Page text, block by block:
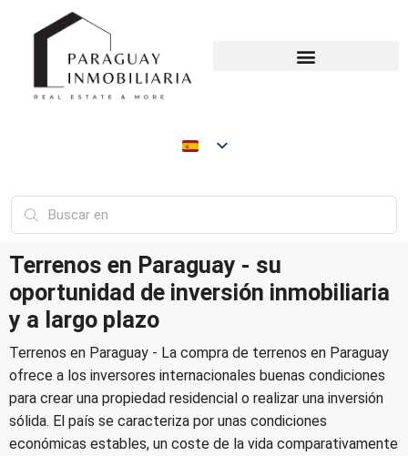
Terrenos en Paraguay - su
oportunidad de inversión inmobiliaria
y a largo plazo
Terrenos en Paraguay - La compra de terrenos en Paraguay
ofrece a los inversores internacionales buenas condiciones
para crear una propiedad residencial o realizar una inversión
sólida. El país se caracteriza por unas condiciones
económicas estables, un coste de la vida comparativamente